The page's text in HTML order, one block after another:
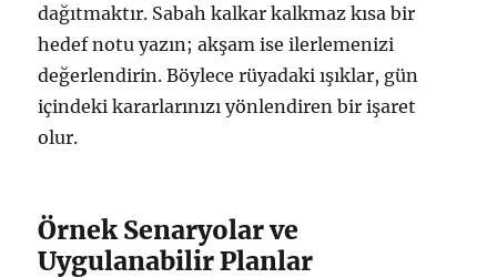
dağıtmaktır. Sabah kalkar kalkmaz kısa bir
hedef notu yazın; akşam ise ilerlemenizi
değerlendirin. Böylece rüyadaki ışıklar, gün
içindeki kararlarınızı yönlendiren bir işaret
olur.
Örnek Senaryolar ve
Uygulanabilir Planlar